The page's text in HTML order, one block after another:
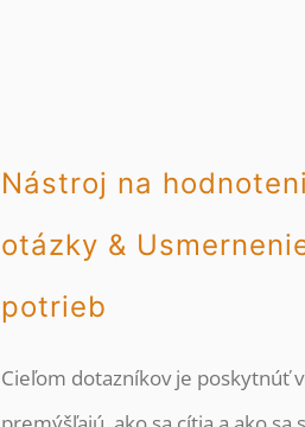
Nástroj na
otázky &
potrieb
Cieľom dotazníkov je poskytnúť